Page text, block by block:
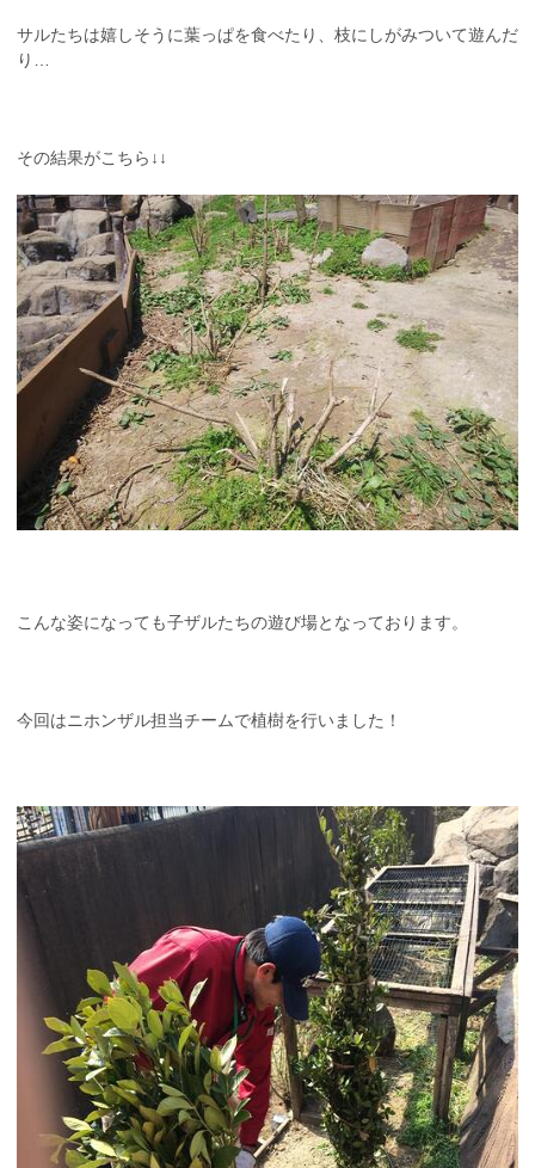
サルたちは嬉しそうに葉っぱを食べたり、枝にしがみついて遊んだ
り…
その結果がこちら↓↓
こんな姿になっても子ザルたちの遊び場となっております。
今回はニホンザル担当チームで植樹を行いました！